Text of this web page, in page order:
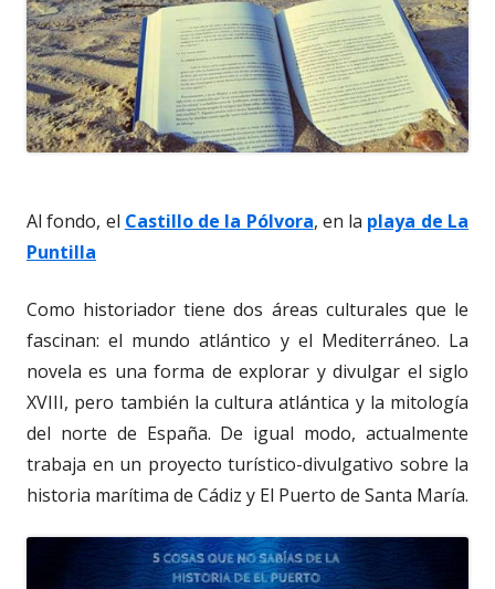
Al fondo, el Castillo de la Pólvora, en la playa de La
Puntilla
Como historiador tiene dos áreas culturales que le
fascinan: el mundo atlántico y el Mediterráneo. La
novela es una forma de explorar y divulgar el siglo
XVIII, pero también la cultura atlántica y la mitología
del norte de España. De igual modo, actualmente
trabaja en un proyecto turístico-divulgativo sobre la
historia marítima de Cádiz y El Puerto de Santa María.